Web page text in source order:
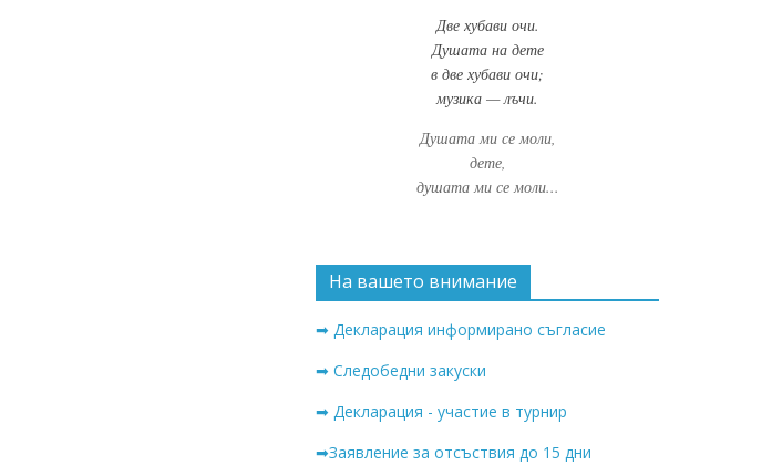
Две хубави очи.
Душата на дете
в две хубави очи;
музика — лъчи.
Душата ми се моли,
дете,
душата ми се моли...
На вашето внимание
➡ Декларация информирано съгласие
➡ Следобедни закуски
➡ Декларация - участие в турнир
➡Заявление за отсъствия до 15 дни